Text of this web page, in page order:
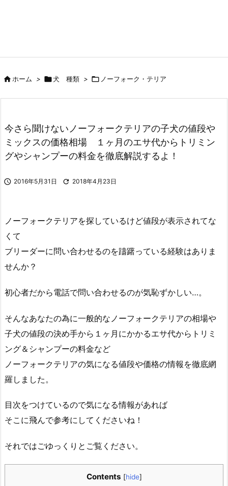
ホーム > 犬 種類 >  ノーフォーク・テリア
今さら聞けないノーフォークテリアの子犬の値段や
ミックスの価格相場 １ヶ月のエサ代からトリミン
グやシャンプーの料金を徹底解説するよ！
 2016年5月31日  2018年4月23日
ノーフォークテリアを探しているけど値段が表示されてな
くて
ブリーダーに問い合わせるのを躊躇っている経験はありま
せんか？
初心者だから電話で問い合わせるのが気恥ずかしい…。
そんなあなたの為に一般的なノーフォークテリアの相場や
子犬の値段の決め手から１ヶ月にかかるエサ代からトリミ
ング＆シャンプーの料金など
ノーフォークテリアの気になる値段や価格の情報を徹底網
羅しました。
目次をつけているので気になる情報があれば
そこに飛んで参考にしてくださいね！
それではごゆっくりとご覧ください。
Contents [hide]